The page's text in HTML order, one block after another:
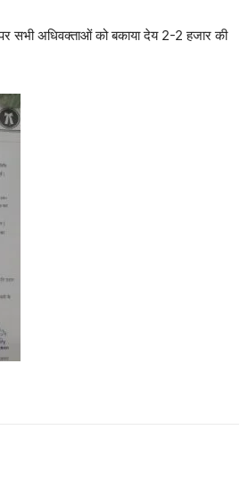
सभी अधिवक्ताओं को बकाया देय 2-2 हजार की